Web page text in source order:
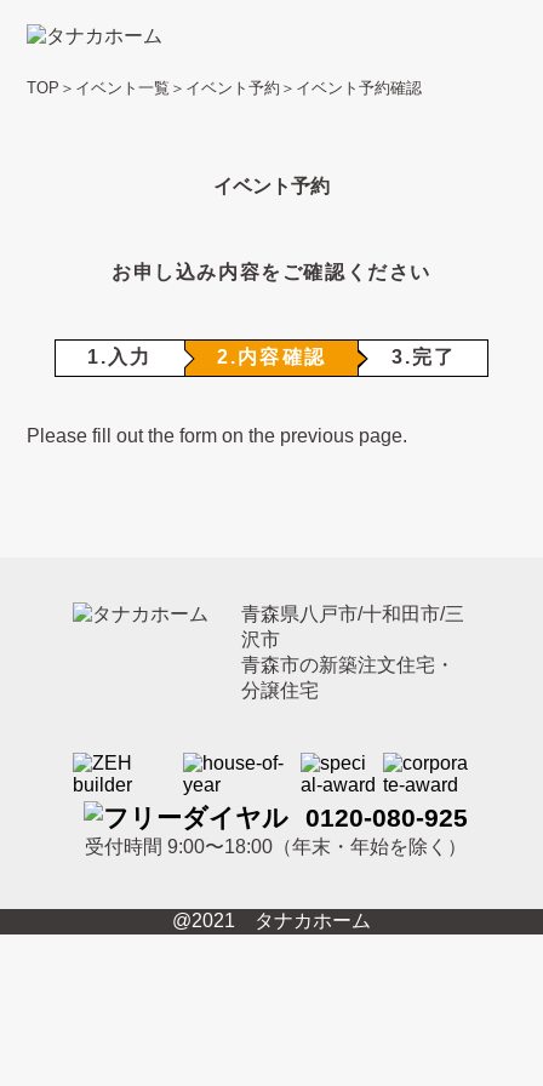
TOP ＞ イベント一覧 ＞ イベント予約 ＞ イベント予約確認
イベント予約
お申し込み内容をご確認ください
1.入力 2.内容確認 3.完了
Please fill out the form on the previous page.
青森県八戸市/十和田市/三
沢市
青森市の新築注文住宅・
分譲住宅
0120-080-925
受付時間 9:00〜18:00（年末・年始を除く）
@2021 タナカホーム